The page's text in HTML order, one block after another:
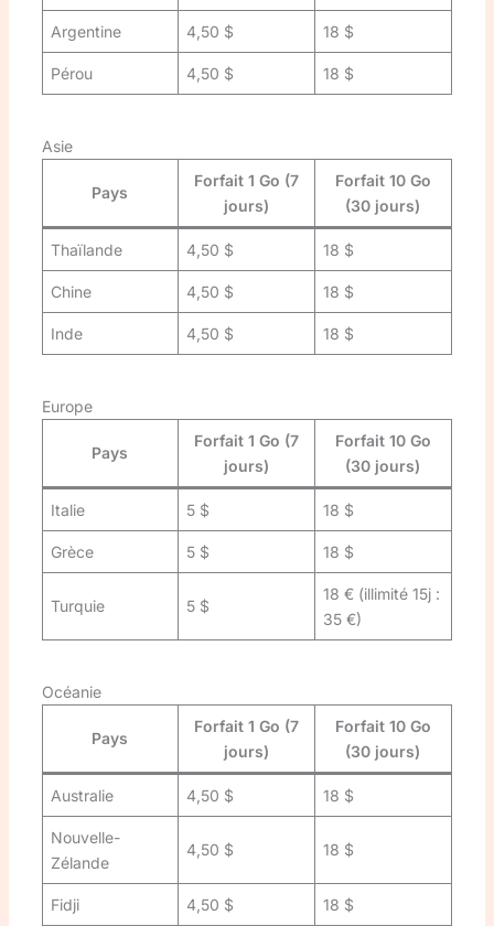
Argentine 4,50 $ 18 $
Pérou 4,50 $ 18 $
Asie
Pays
Forfait 1 Go (7
jours)
Forfait 10 Go
(30 jours)
Thaïlande 4,50 $ 18 $
Chine 4,50 $ 18 $
Inde 4,50 $ 18 $
Europe
Pays
Forfait 1 Go (7
jours)
Forfait 10 Go
(30 jours)
Italie 5 $ 18 $
Grèce 5 $ 18 $
Turquie 5 $
18 € (illimité 15j :
35 €)
Océanie
Pays
Forfait 1 Go (7
jours)
Forfait 10 Go
(30 jours)
Australie 4,50 $ 18 $
Nouvelle-
Zélande
4,50 $ 18 $
Fidji 4,50 $ 18 $